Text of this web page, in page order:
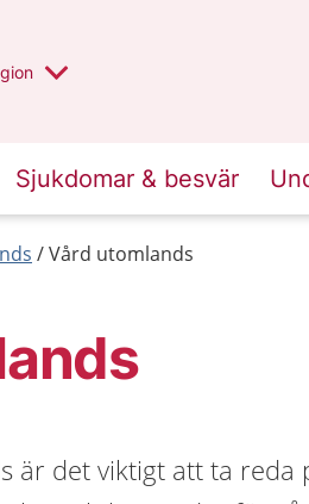
valt region
annan
Sjukdomar & besvär
Vård utomlands
är det viktigt att ta reda